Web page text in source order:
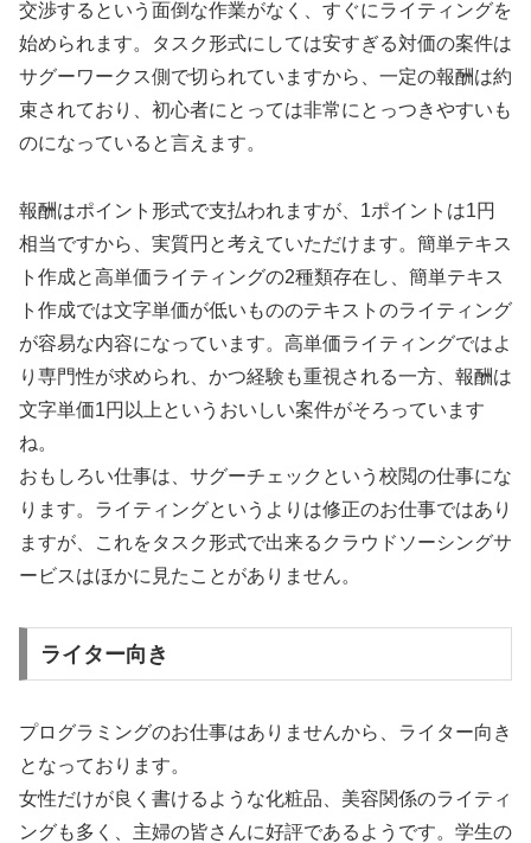
交渉するという面倒な作業がなく、すぐにライティングを
始められます。タスク形式にしては安すぎる対価の案件は
サグーワークス側で切られていますから、一定の報酬は約
束されており、初心者にとっては非常にとっつきやすいも
のになっていると言えます。
報酬はポイント形式で支払われますが、1ポイントは1円
相当ですから、実質円と考えていただけます。簡単テキス
ト作成と高単価ライティングの2種類存在し、簡単テキス
ト作成では文字単価が低いもののテキストのライティング
が容易な内容になっています。高単価ライティングではよ
り専門性が求められ、かつ経験も重視される一方、報酬は
文字単価1円以上というおいしい案件がそろっています
ね。
おもしろい仕事は、サグーチェックという校閲の仕事にな
ります。ライティングというよりは修正のお仕事ではあり
ますが、これをタスク形式で出来るクラウドソーシングサ
ービスはほかに見たことがありません。
ライター向き
プログラミングのお仕事はありませんから、ライター向き
となっております。
女性だけが良く書けるような化粧品、美容関係のライティ
ングも多く、主婦の皆さんに好評であるようです。学生の